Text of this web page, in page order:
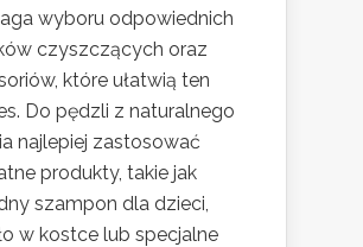
wyboru odpowiednich
czyszczących oraz
które ułatwią ten
Do pędzli z naturalnego
najlepiej zastosować
produkty, takie jak
szampon dla dzieci,
w kostce lub specjalne